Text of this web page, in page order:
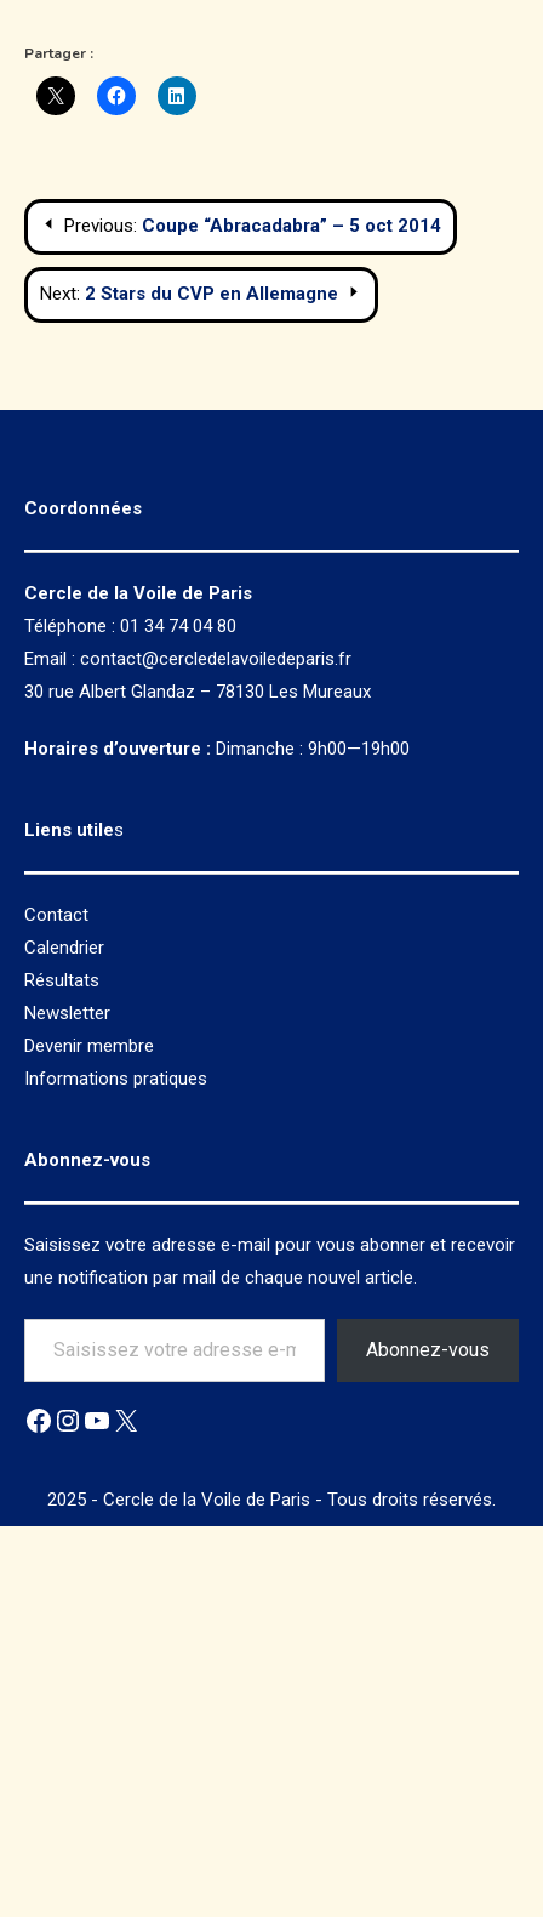
Partager :
Navigation
de
l’article
Previous: Coupe “Abracadabra” – 5 oct 2014
Next: 2 Stars du CVP en Allemagne
Coordonnées
Cercle de la Voile de Paris
Téléphone : 01 34 74 04 80
Email : contact@cercledelavoiledeparis.fr
30 rue Albert Glandaz – 78130 Les Mureaux
Horaires d’ouverture : Dimanche : 9h00—19h00
Liens utiles
Contact
Calendrier
Résultats
Newsletter
Devenir membre
Informations pratiques
Abonnez-vous
Saisissez votre adresse e-mail pour vous abonner et recevoir
une notification par mail de chaque nouvel article.
Saisissez votre adresse e-mail…
Abonnez-vous
Facebook
Instagram
YouTube
X
2025 - Cercle de la Voile de Paris - Tous droits réservés.